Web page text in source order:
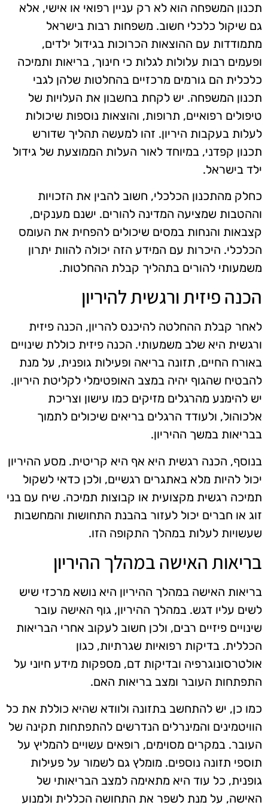
תכנון המשפחה הוא לא רק עניין רפואי או אישי, אלא
גם שיקול כלכלי חשוב. משפחות רבות בישראל
מתמודדות עם ההוצאות הכרוכות בגידול ילדים,
ופעמים רבות עלולות לגלות כי חינוך, בריאות ותמיכה
כלכלית הם גורמים מרכזיים בהחלטות שלהן לגבי
תכנון המשפחה. יש לקחת בחשבון את העלויות של
טיפולים רפואיים, תרופות, והוצאות נוספות שיכולות
לעלות בעקבות היריון. זהו למעשה תהליך שדורש
תכנון קפדני, במיוחד לאור העלות הממוצעת של גידול
ילד בישראל.
כחלק מהתכנון הכלכלי, חשוב להבין את הזכויות
וההטבות שמציעה המדינה להורים. ישנם מענקים,
קצבאות והנחות במסים שיכולים להפחית את העומס
הכלכלי. היכרות עם המידע הזה יכולה להוות יתרון
משמעותי להורים בתהליך קבלת ההחלטות.
הכנה פיזית ורגשית להיריון
לאחר קבלת ההחלטה להיכנס להריון, הכנה פיזית
ורגשית היא שלב משמעותי. הכנה פיזית כוללת שינויים
באורח החיים, תזונה בריאה ופעילות גופנית, על מנת
להבטיח שהגוף יהיה במצב האופטימלי לקליטת היריון.
יש להימנע מהרגלים מזיקים כמו עישון וצריכת
אלכוהול, ולעודד הרגלים בריאים שיכולים לתמוך
בבריאות במשך ההיריון.
בנוסף, הכנה רגשית היא אף היא קריטית. מסע ההיריון
יכול להיות מלא באתגרים רגשיים, ולכן כדאי לשקול
תמיכה רגשית מקצועית או קבוצות תמיכה. שיח עם בני
זוג או חברים יכול לעזור בהבנת התחושות והמחשבות
שעשויות לעלות במהלך התקופה הזו.
בריאות האישה במהלך ההיריון
בריאות האישה במהלך ההיריון היא נושא מרכזי שיש
לשים עליו דגש. במהלך ההיריון, גוף האישה עובר
שינויים פיזיים רבים, ולכן חשוב לעקוב אחרי הבריאות
הכללית. בדיקות רפואיות שגרתיות, כגון
אולטרסונוגרפיה ובדיקות דם, מספקות מידע חיוני על
התפתחות העובר ומצב בריאות האם.
כמו כן, יש להתחשב בתזונה ולוודא שהיא כוללת את כל
הוויטמינים והמינרלים הנדרשים להתפתחות תקינה של
העובר. במקרים מסוימים, רופאים עשויים להמליץ על
תוספי תזונה נוספים. מומלץ גם לשמור על פעילות
גופנית, כל עוד היא מתאימה למצב הבריאותי של
האישה, על מנת לשפר את התחושה הכללית ולמנוע